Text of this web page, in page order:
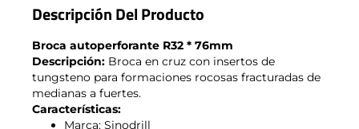
Descripción Del Producto
Broca autoperforante R32 * 76mm
Descripción: Broca en cruz con insertos de
tungsteno para formaciones rocosas fracturadas de
medianas a fuertes.
Características:
Marca: Sinodrill